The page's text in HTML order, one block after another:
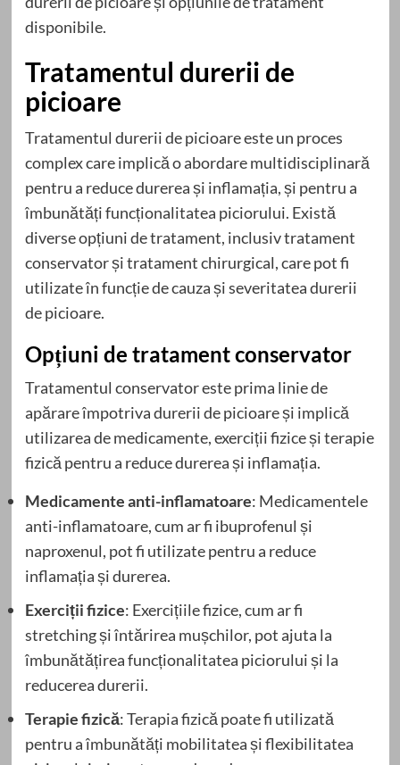
disponibile.
Tratamentul durerii de
picioare
Tratamentul durerii de picioare este un proces
complex care implică o abordare multidisciplinară
pentru a reduce durerea și inflamația, și pentru a
îmbunătăți funcționalitatea piciorului. Există
diverse opțiuni de tratament, inclusiv tratament
conservator și tratament chirurgical, care pot fi
utilizate în funcție de cauza și severitatea durerii
de picioare.
Opțiuni de tratament conservator
Tratamentul conservator este prima linie de
apărare împotriva durerii de picioare și implică
utilizarea de medicamente, exerciții fizice și terapie
fizică pentru a reduce durerea și inflamația.
Medicamente anti-inflamatoare: Medicamentele
anti-inflamatoare, cum ar fi ibuprofenul și
naproxenul, pot fi utilizate pentru a reduce
inflamația și durerea.
Exerciții fizice: Exercițiile fizice, cum ar fi
stretching și întărirea mușchilor, pot ajuta la
îmbunătățirea funcționalitatea piciorului și la
reducerea durerii.
Terapie fizică: Terapia fizică poate fi utilizată
pentru a îmbunătăți mobilitatea și flexibilitatea